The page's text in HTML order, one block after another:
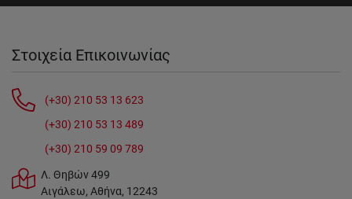
Στοιχεία Επικοινωνίας
(+30) 210 53 13 623
(+30) 210 53 13 489
(+30) 210 59 09 789
Λ. Θηβών 499
Αιγάλεω, Αθήνα, 12243